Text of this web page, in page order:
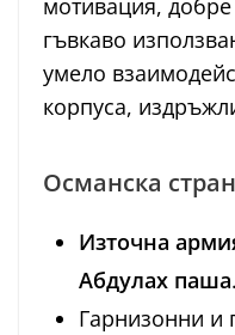
мотивация,
гъвкаво
умело
корпуса,
Османска
Източна
Абдулах паша.
Гарнизонни и